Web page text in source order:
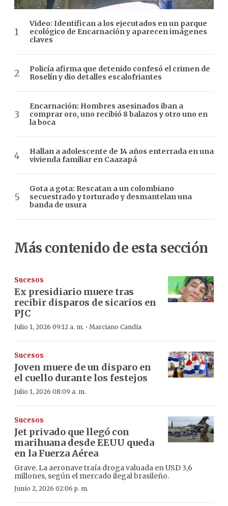
Video: Identifican a los ejecutados en un parque
ecológico de Encarnación y aparecen imágenes
claves
Policía afirma que detenido confesó el crimen de
Roselín y dio detalles escalofriantes
Encarnación: Hombres asesinados iban a
comprar oro, uno recibió 8 balazos y otro uno en
la boca
Hallan a adolescente de 14 años enterrada en una
vivienda familiar en Caazapá
Gota a gota: Rescatan a un colombiano
secuestrado y torturado y desmantelan una
banda de usura
Más contenido de esta sección
Sucesos
Ex presidiario muere tras
recibir disparos de sicarios en
PJC
Julio 1, 2026 09:12 a. m. · Marciano Candia
Sucesos
Joven muere de un disparo en
el cuello durante los festejos
Julio 1, 2026 08:09 a. m.
Sucesos
Jet privado que llegó con
marihuana desde EEUU queda
en la Fuerza Aérea
Grave. La aeronave traía droga valuada en USD 3,6
millones, según el mercado ilegal brasileño.
Junio 2, 2026 02:06 p. m.